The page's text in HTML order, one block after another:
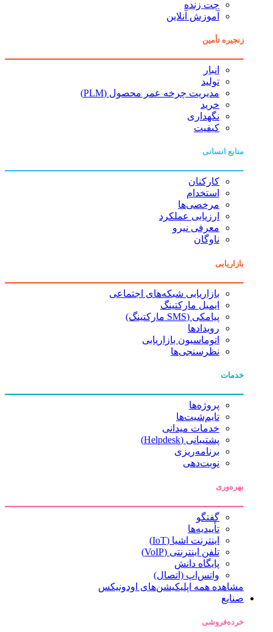
چت زنده
آموزش آنلاین
زنجیره تأمین
انبار
تولید
مدیریت چرخه عمر محصول (PLM)
خرید
نگهداری
کیفیت
منابع انسانی
کارکنان
استخدام
مرخصی‌ها
ارزیابی عملکرد
معرفی نیرو
ناوگان
بازاریابی
بازاریابی شبکه‌های اجتماعی
ایمیل مارکتینگ
پیامکی (SMS مارکتینگ)
رویدادها
اتوماسیون بازاریابی
نظرسنجی‌ها
خدمات
پروژه‌ها
تایم‌شیت‌ها
خدمات میدانی
پشتیبانی (Helpdesk)
برنامه‌ریزی
نوبت‌دهی
بهره‌وری
گفتگو
تأییدیه‌ها
اینترنت اشیا (IoT)
تلفن اینترنتی (VoIP)
پایگاه دانش
واتس‌اپ (اتصال)
مشاهده همه اپلیکیشن‌های اودونیکس
صنایع
خرده‌فروشی